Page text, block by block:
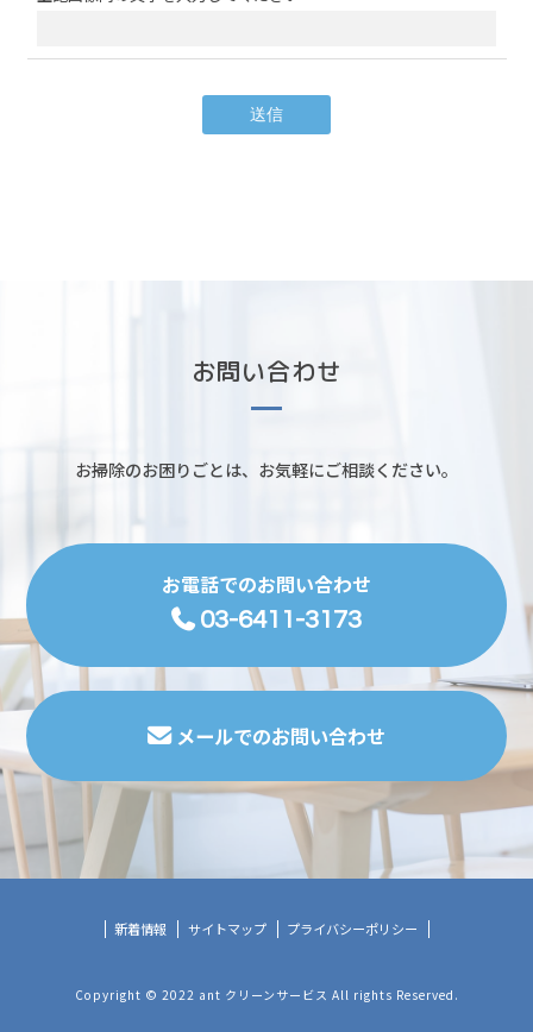
お問い合わせ
お掃除のお困りごとは、お気軽にご相談ください。
お電話でのお問い合わせ
03-6411-3173
メールでのお問い合わせ
新着情報 サイトマップ プライバシーポリシー
Copyright © 2022 ant クリーンサービス All rights Reserved.